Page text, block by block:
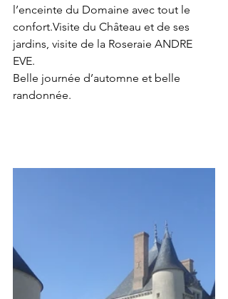
l’enceinte du Domaine avec tout le
confort.Visite du Château et de ses
jardins, visite de la Roseraie ANDRE
EVE.
Belle journée d’automne et belle
randonnée.